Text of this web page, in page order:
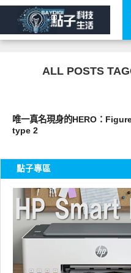
ALL POSTS
唯一真名現身的HERO：
type 2
點子專區